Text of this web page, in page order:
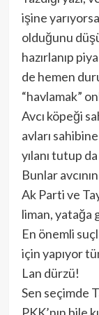
işine
olduğunu
hazırlanıp
de hemen
“havlamak”
Avcı köpeği
avları
yılanı tutup
Bunlar
Ak Parti ve
liman, yatağa
En önemli
için yapıyor
Lan dürzü!
Sen seçimde